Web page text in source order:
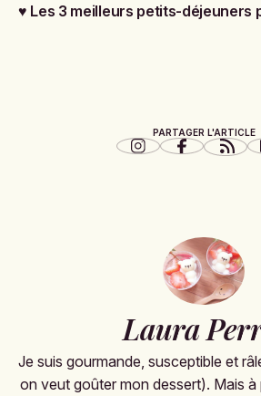
♥ Les 3 meilleurs petits-déjeuners
PARTAGER L'ARTICLE
Laura
Je suis gourmande, susceptible et
on veut goûter mon dessert). Mais à